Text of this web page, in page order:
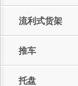
流利式货架
推车
托盘